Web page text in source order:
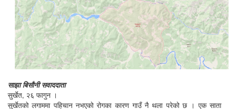
साझा बिसौनी स‌वाददाता
सुर्खेत, २६ फागुन ।
सुर्खेतको लगाममा पहिचान नभएको रोगका कारण गाउँ नै थला परेको छ । एक साता